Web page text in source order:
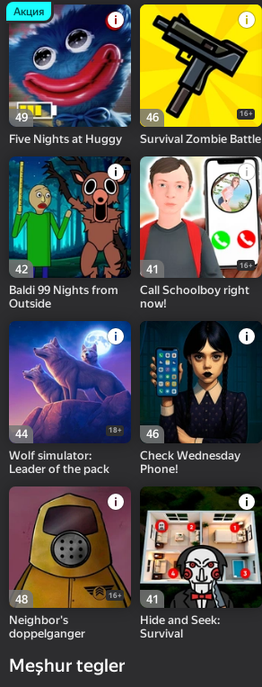
49
Акция
Five Nights at Huggy
46 16+
Survival Zombie Battle
42
Baldi 99 Nights from
Outside
41 16+
Call Schoolboy right
now!
44 18+
Wolf simulator:
Leader of the pack
46
Check Wednesday
Phone!
48 16+
Neighbor's
doppelganger
41
Hide and Seek:
Survival
Meşhur tegler